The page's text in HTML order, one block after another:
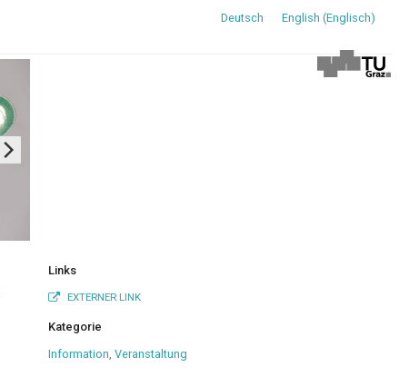
Deutsch English (Englisch)
Links
EXTERNER LINK
Kategorie
Information,Veranstaltung